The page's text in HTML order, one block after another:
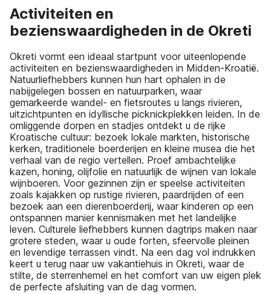
Activiteiten en
bezienswaardigheden in de Okreti
Okreti vormt een ideaal startpunt voor uiteenlopende
activiteiten en bezienswaardigheden in Midden-Kroatië.
Natuurliefhebbers kunnen hun hart ophalen in de
nabijgelegen bossen en natuurparken, waar
gemarkeerde wandel- en fietsroutes u langs rivieren,
uitzichtpunten en idyllische picknickplekken leiden. In de
omliggende dorpen en stadjes ontdekt u de rijke
Kroatische cultuur: bezoek lokale markten, historische
kerken, traditionele boerderijen en kleine musea die het
verhaal van de regio vertellen. Proef ambachtelijke
kazen, honing, olijfolie en natuurlijk de wijnen van lokale
wijnboeren. Voor gezinnen zijn er speelse activiteiten
zoals kajakken op rustige rivieren, paardrijden of een
bezoek aan een dierenboerderij, waar kinderen op een
ontspannen manier kennismaken met het landelijke
leven. Culturele liefhebbers kunnen dagtrips maken naar
grotere steden, waar u oude forten, sfeervolle pleinen
en levendige terrassen vindt. Na een dag vol indrukken
keert u terug naar uw vakantiehuis in Okreti, waar de
stilte, de sterrenhemel en het comfort van uw eigen plek
de perfecte afsluiting van de dag vormen.